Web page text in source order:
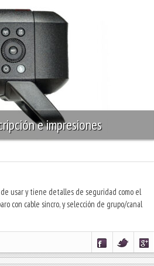
e impresiones
usar y tiene detalles de seguridad como el
con cable sincro, y selección de grupo/canal